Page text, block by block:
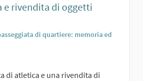
e rivendita di oggetti
di quartiere: memoria ed
di atletica e una rivendita di